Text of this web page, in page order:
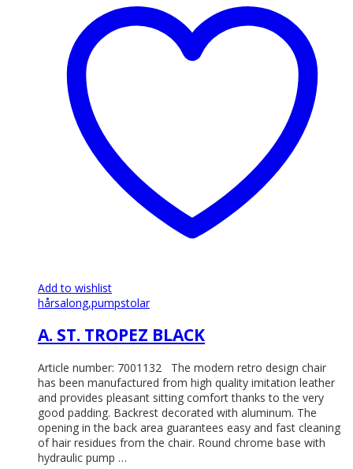
har
varianter.
produktsidan
Add to wishlist
hårsalong,pumpstolar
A. ST. TROPEZ BLACK
Article number: 7001132 The modern retro design chair
has been manufactured from high quality imitation leather
and provides pleasant sitting comfort thanks to the very
good padding. Backrest decorated with aluminum. The
opening in the back area guarantees easy and fast cleaning
of hair residues from the chair. Round chrome base with
hydraulic pump …